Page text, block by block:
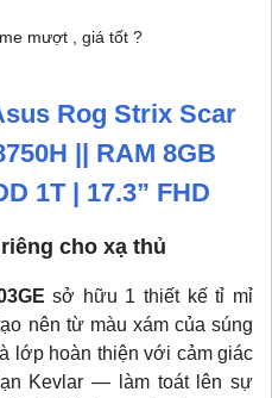
mượt , giá tốt ?
Rog Strix Scar
|| RAM 8GB
1T | 17.3” FHD
cho xạ thủ
sở hữu 1 thiết kế tỉ mỉ
nên từ màu xám của súng
lớp hoàn thiện với cảm giác
Kevlar — làm toát lên sự